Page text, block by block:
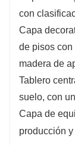
con
Capa
de pisos
madera de
Tablero
suelo, con
Capa de
producción